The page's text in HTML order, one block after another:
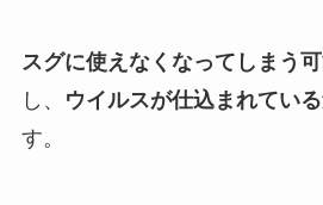
スグに使えなくなってしまう
し、
ウイルスが仕込まれてい
す。